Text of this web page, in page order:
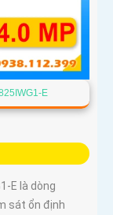
E
E là dòng
sát ổn định